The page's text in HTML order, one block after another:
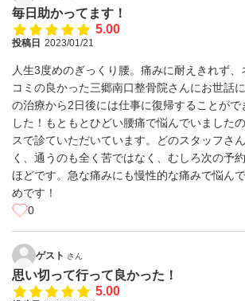
毎日助かってます！
5.00
投稿日 2023/01/21
人生3度めのぎっくり腰。痛みに耐えきれず、
コミの良かった三郷南口整骨院さんにお世話
の治療から2日後には仕事に復帰することがで
した！もともとひどい腰痛で悩んでいました
スで診ていただいています。どのスタッフさ
く、通うのも全く苦ではなく、むしろ次の予
ほどです。急な痛みにも慢性的な痛みで悩ん
めです！
0
ゲスト さん
思い切って行って良かった！
5.00